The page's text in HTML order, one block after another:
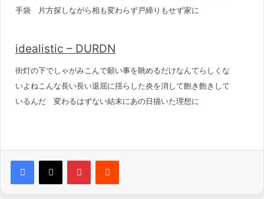
手袋 片方探しながら相も変わらず戸締りもせず家に
idealistic – DURDN
街灯の下でしゃがみこんで願い事を眺めるだけなんてらしくな
いよねこんな長い長い退屈に揺らした炎を消して飽き飽きして
いるんだ 変わるはずない結末にあの日描いた理想に
PinterestReddit